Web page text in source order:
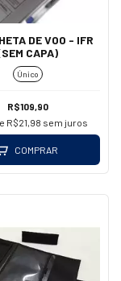
DE VOO - IFR
CAPA)
Único
R$109,90
R$21,98 sem juros
COMPRAR